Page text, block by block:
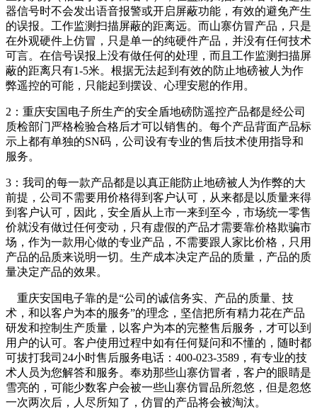
器信号时不会发出语音报警或开启屏蔽功能，有效的避免产生
的误报。工作监测扫描屏蔽的距离远。而山寨仿冒产品，只是
在外观硬件上仿冒，只是单一的纯硬件产品，并没有任何技术
可言。在信号误报上没有做任何的处理，而且工作监测扫描屏
蔽的距离只有1-5米。根据无法起到有效的防止地磅被人为作
弊遥控的可能，只能起到摆设、心理安慰的作用。
2：重庆安国电子所生产的安全盾地磅防遥控产品都是经公司
质检部门严格检验合格后才可以销售的。每个产品背面产品标
示上都有单独的SN码，公司设有专业的售后技术使用指导和
服务。
3：我司的每一款产品都是以真正能防止地磅被人为作弊的大
前提，公司不需要用价格得到客户认可，从来都是以质量来得
到客户认可，因此，安全盾从上市一来到至今，市场统一零售
价就没有做过任何变动，只有虚假的产品才需要靠价格欺骗市
场，作为一款用心做的专业产品，不需要跟人家比价格，只用
产品的品质来说明一切。生产成本决定产品的质量，产品的质
量决定产品的效果。
重庆安国电子靠的是“公司的诚信务实、产品的质量、技
术，和以客户为本的服务”的理念，坚信把所有精力花在产品
研发和控制生产质量，以客户为本的完整售后服务，才可以到
用户的认可。客户使用过程中如有任何疑问和不懂的，随时都
可拔打我司24小时售后服务电话：400-023-3589，有专业的技
术人员为您解答和服务。奉劝那些山寨仿冒者，客户的眼睛是
雪亮的，可能少数客户会被一些山寨仿冒品所忽悠，但是忽悠
一次两次后，人尽所知了，仿冒的产品将会被淘汰。